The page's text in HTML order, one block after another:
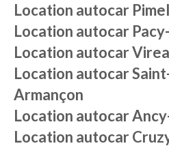
Location autocar
Location autocar
Location autocar
Location autocar
Armançon
Location autocar
Location autocar